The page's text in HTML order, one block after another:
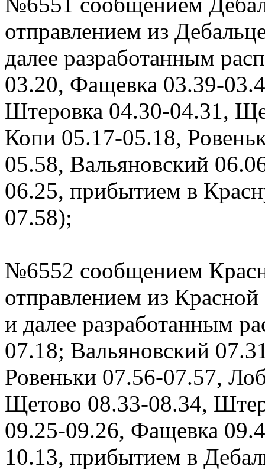
отправлением из
далее разработанным
03.20, Фащевка 03.39-
Штеровка 04.30-04.31,
Копи 05.17-05.18,
05.58, Вальяновский
06.25, прибытием в
07.58);
№6552 сообщением
отправлением из
и далее разработанным
07.18; Вальяновский
Ровеньки 07.56-07.57,
Щетово 08.33-08.34,
09.25-09.26, Фащевка
10.13, прибытием в